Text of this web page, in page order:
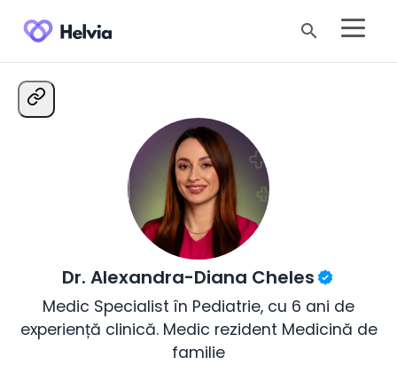
search
Dr. Alexandra-Diana Cheles
Medic Specialist în Pediatrie, cu 6 ani de
experiență clinică. Medic rezident Medicină de
familie